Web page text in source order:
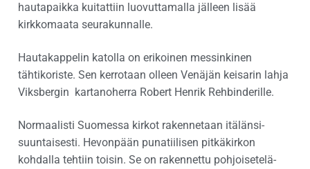
hautapaikka kuitattiin luovuttamalla jälleen lisää
kirkkomaata seurakunnalle.
Hautakappelin katolla on erikoinen messinkinen
tähtikoriste. Sen kerrotaan olleen Venäjän keisarin lahja
Viksbergin kartanoherra Robert Henrik Rehbinderille.
Normaalisti Suomessa kirkot rakennetaan itälänsi-
suuntaisesti. Hevonpään punatiilisen pitkäkirkon
kohdalla tehtiin toisin. Se on rakennettu pohjoisetelä-